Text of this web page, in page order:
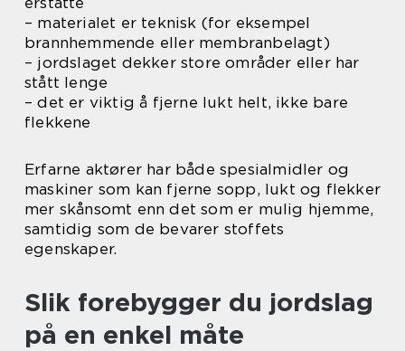
– materialet er teknisk (for eksempel
brannhemmende eller membranbelagt)
– jordslaget dekker store områder eller har
stått lenge
– det er viktig å fjerne lukt helt, ikke bare
flekkene
Erfarne aktører har både spesialmidler og
maskiner som kan fjerne sopp, lukt og flekker
mer skånsomt enn det som er mulig hjemme,
samtidig som de bevarer stoffets
egenskaper.
Slik forebygger du jordslag
på en enkel måte